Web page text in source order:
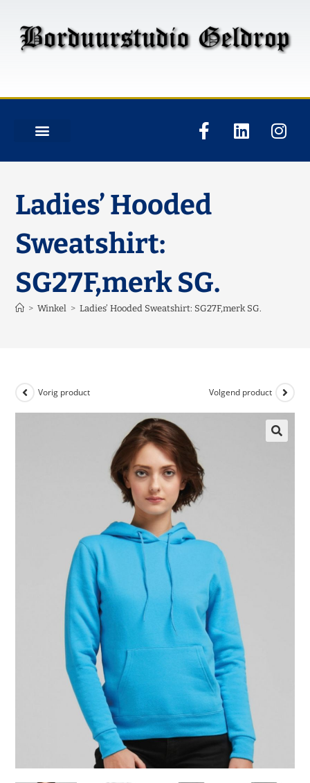
Ladies’ Hooded
Sweatshirt:
SG27F,merk SG.
> Winkel > Ladies’ Hooded Sweatshirt: SG27F,merk SG.
Vorig product Volgend product